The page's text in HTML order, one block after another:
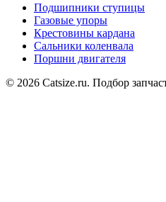
Подшипники ступицы
Газовые упоры
Крестовины кардана
Сальники коленвала
Поршни двигателя
© 2026 Catsize.ru. Подбор